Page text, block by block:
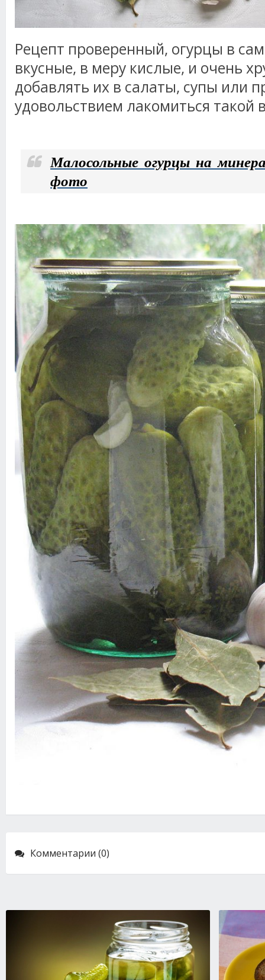
Рецепт проверенный, огурцы в
вкусные, в меру кислые, и очень
добавлять их в салаты, супы или
удовольствием лакомиться такой
Малосольные огурцы на
фото
Комментарии (0)